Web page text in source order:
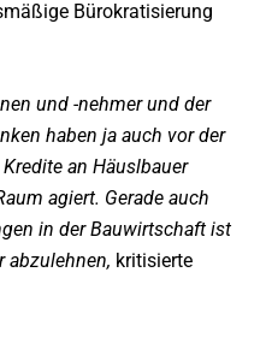
Bürokratisierung
und -nehmer und der
haben ja auch vor der
an Häuslbauer
agiert. Gerade auch
in der Bauwirtschaft ist
abzulehnen, kritisierte